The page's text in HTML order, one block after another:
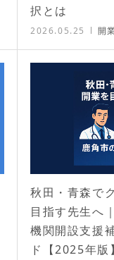
択とは
2026.05.25 開
秋田・青森で
目指す先生へ
機関開設支援
ド【2025年版】